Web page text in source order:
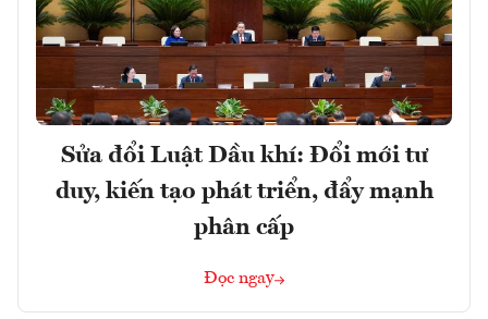
Sửa đổi Luật Dầu khí: Đổi mới tư
duy, kiến tạo phát triển, đẩy mạnh
phân cấp
Đọc ngay